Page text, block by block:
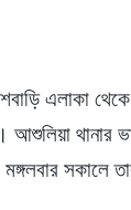
এলাকা
থানার
সকালে